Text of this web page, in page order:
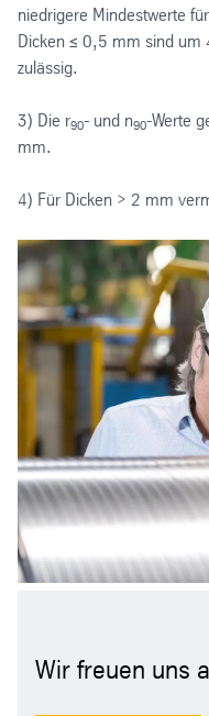
niedrigere Mindestwerte
Dicken ≤ 0,5 mm sind um
zulässig.
3) Die r90- und n90-Werte
mm.
4) Für Dicken > 2 mm
Wir freuen uns